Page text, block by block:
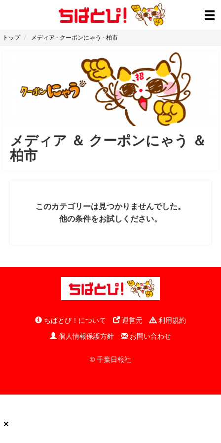
トップ メディア - クーポンにゃう - 柏市
メディア ＆ クーポンにゃう
＆
柏市
このカテゴリーは見つかりませんでした。
他の条件をお試しください。
ちばとぴ！について 運営元
利用規約
個人情報保護方針
お問い合わせ
© 千葉日報社
×